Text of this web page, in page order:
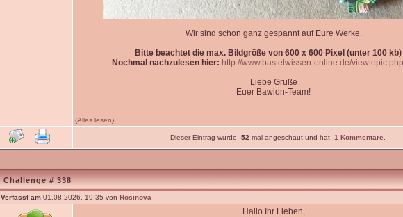
Wir sind schon ganz gespannt auf Eure Werke.
Bitte beachtet die max. Bildgröße von 600 x 600 Pixel (unter 100
Nochmal nachzulesen hier: http://www.bastelwissen-online.de/
Liebe Grüße
Euer Bawion-Team!
(Alles lesen)
Dieser Eintrag wurde 52 mal angeschaut und hat 1 Kommentare
Challenge # 338
Verfasst am01.08.2026, 19:35 von Rosinova
Hallo Ihr Lieben,